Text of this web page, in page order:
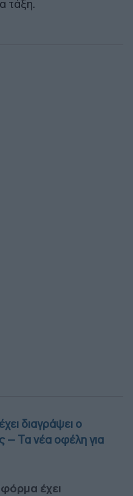
τάξη.
διαγράψει ο
– Τα νέα οφέλη για
έχει